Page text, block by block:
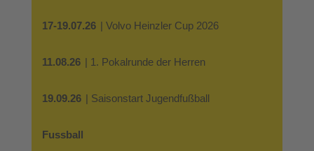
17-19.07.26 | Volvo Heinzler Cup 2026
11.08.26 | 1. Pokalrunde der Herren
19.09.26 | Saisonstart Jugendfußball
Fussball